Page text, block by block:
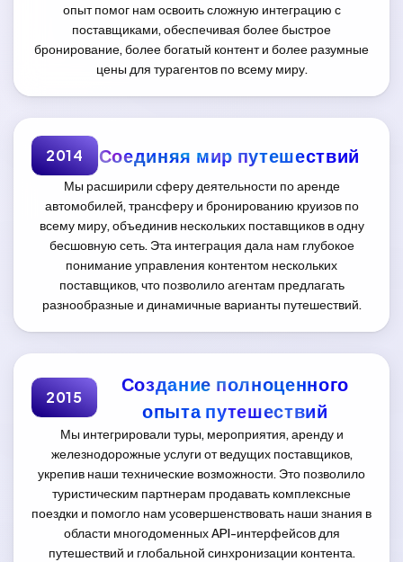
опыт помог нам освоить сложную интеграцию с
поставщиками, обеспечивая более быстрое
бронирование, более богатый контент и более разумные
цены для турагентов по всему миру.
2014 Соединяя мир путешествий
Мы расширили сферу деятельности по аренде
автомобилей, трансферу и бронированию круизов по
всему миру, объединив нескольких поставщиков в одну
бесшовную сеть. Эта интеграция дала нам глубокое
понимание управления контентом нескольких
поставщиков, что позволило агентам предлагать
разнообразные и динамичные варианты путешествий.
2015
Создание полноценного
опыта путешествий
Мы интегрировали туры, мероприятия, аренду и
железнодорожные услуги от ведущих поставщиков,
укрепив наши технические возможности. Это позволило
туристическим партнерам продавать комплексные
поездки и помогло нам усовершенствовать наши знания в
области многодоменных API-интерфейсов для
путешествий и глобальной синхронизации контента.